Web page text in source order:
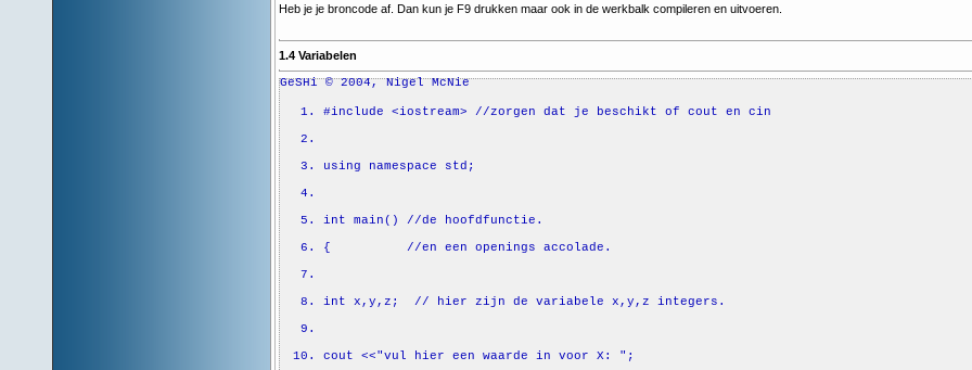
Heb je je broncode af. Dan kun je F9 drukken maar ook in de werkbalk compileren en uitvoeren.
1.4 Variabelen
GeSHi © 2004, Nigel McNie
#include <iostream> //zorgen dat je beschikt of cout en cin
using namespace std;
int main( ) //de hoofdfunctie.
{ //en een openings accolade.
int x,y,z; // hier zijn de variabele x,y,z integers.
cout <<"vul hier een waarde in voor X: " ;